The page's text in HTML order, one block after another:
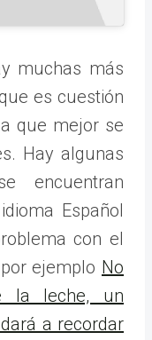
muchas más
es cuestión
que mejor se
Hay algunas
encuentran
Español
con el
ejemplo No
la leche, un
a recordar